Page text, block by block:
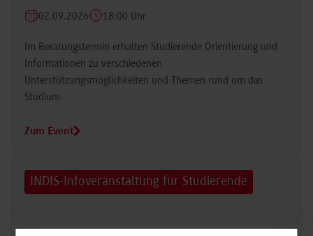
02.09.2026 18:00 Uhr
Im Beratungstermin erhalten Studierende Orientierung und
Informationen zu verschiedenen
Unterstützungsmöglichkeiten und Themen rund um das
Studium.
Zum Event
INDIS-Infoveranstaltung für Studierende